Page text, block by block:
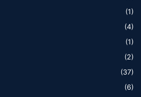
(1)
(4)
(1)
(2)
(37)
(6)